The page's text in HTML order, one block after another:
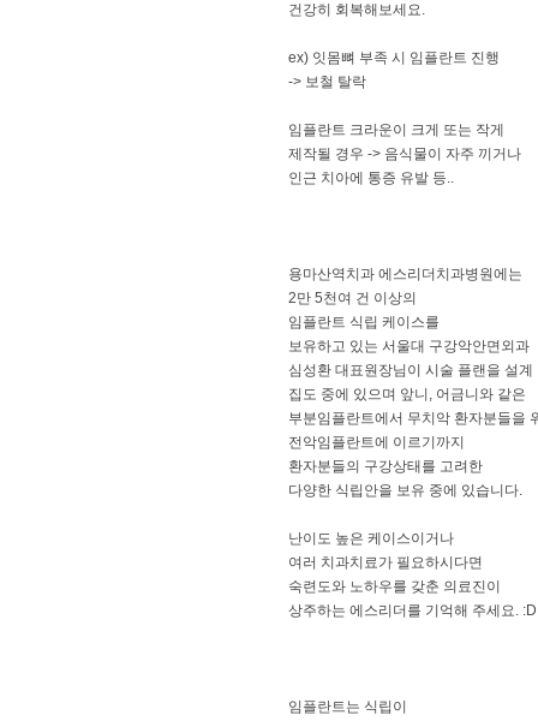
건강히 회복해보세요.
ex) 잇몸뼈 부족 시 임플란트 진행
-> 보철 탈락
임플란트 크라운이 크게 또는 작게
제작될 경우 -> 음식물이 자주 끼거나
인근 치아에 통증 유발 등..
용마산역치과 에스리더치과병원에는
2만 5천여 건 이상의
임플란트 식립 케이스를
보유하고 있는 서울대 구강악안면외과
심성환 대표원장님이 시술 플랜을 설계
집도 중에 있으며 앞니, 어금니와 같은
부분임플란트에서 무치악 환자분들을
전악임플란트에 이르기까지
환자분들의 구강상태를 고려한
다양한 식립안을 보유 중에 있습니다.
난이도 높은 케이스이거나
여러 치과치료가 필요하시다면
숙련도와 노하우를 갖춘 의료진이
상주하는 에스리더를 기억해 주세요. :D
임플란트는 식립이